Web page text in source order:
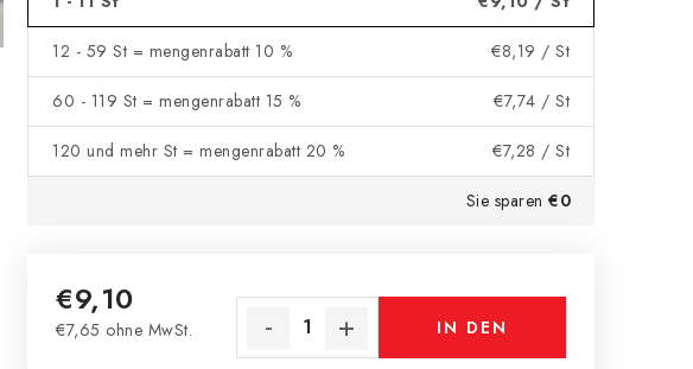
12 - 59 St = mengenrabatt 10 % €8,19 / St
60 - 119 St = mengenrabatt 15 % €7,74 / St
120 und mehr St = mengenrabatt 20 % €7,28 / St
Sie sparen €0
€9,10
€7,65 ohne MwSt. IN DEN